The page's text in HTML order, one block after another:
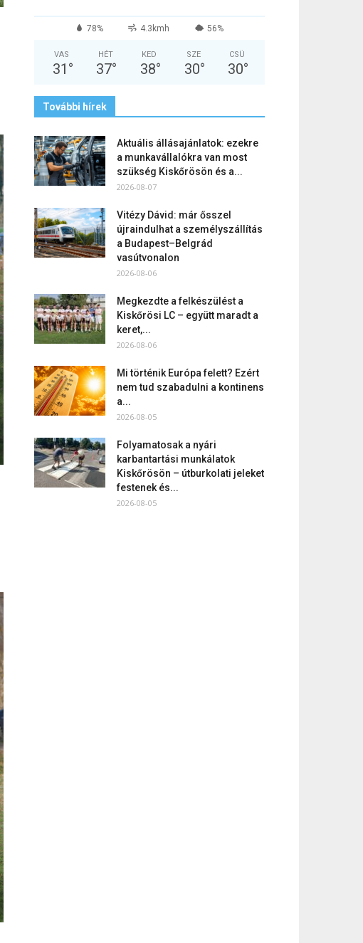
78% 4.3kmh 56%
VAS
31 °
HÉT
37°
KED
38°
SZE
30°
CSÜ
30°
További hírek
Aktuális állásajánlatok: ezekre
a munkavállalókra van most
szükség Kiskőrösön és a...
2026-08-07
Vitézy Dávid: már ősszel
újraindulhat a személyszállítás
a Budapest–Belgrád
vasútvonalon
2026-08-06
Megkezdte a felkészülést a
Kiskőrösi LC – együtt maradt a
keret,...
2026-08-06
Mi történik Európa felett? Ezért
nem tud szabadulni a kontinens
a...
2026-08-05
Folyamatosak a nyári
karbantartási munkálatok
Kiskőrösön – útburkolati jeleket
festenek és...
2026-08-05